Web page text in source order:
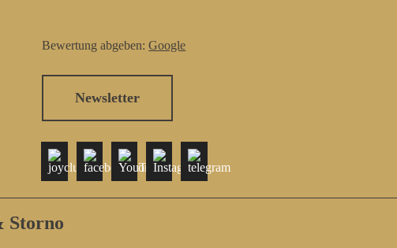
Bewertung abgeben:Google
Newsletter
Storno